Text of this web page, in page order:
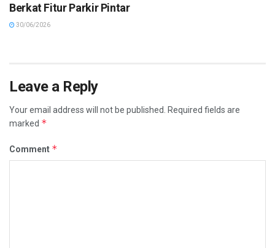
Berkat Fitur Parkir Pintar
30/06/2026
Leave a Reply
Your email address will not be published.
Required fields are
marked *
Comment *